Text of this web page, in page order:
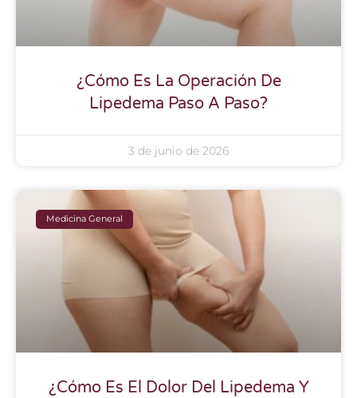
¿Cómo Es La Operación De
Lipedema Paso A Paso?
3 de junio de 2026
Medicina General
¿Cómo Es El Dolor Del Lipedema Y